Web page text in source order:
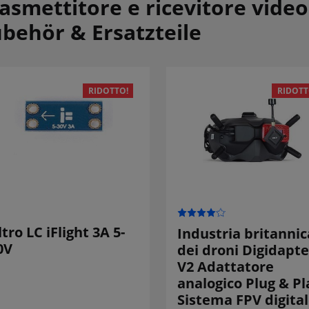
e ricevitore video
& Ersatzteile
RIDOTTO!
LC iFlight 3A 5-
Industria
dei droni
V2 Adattatore
analogico Plug &
Sistema FPV